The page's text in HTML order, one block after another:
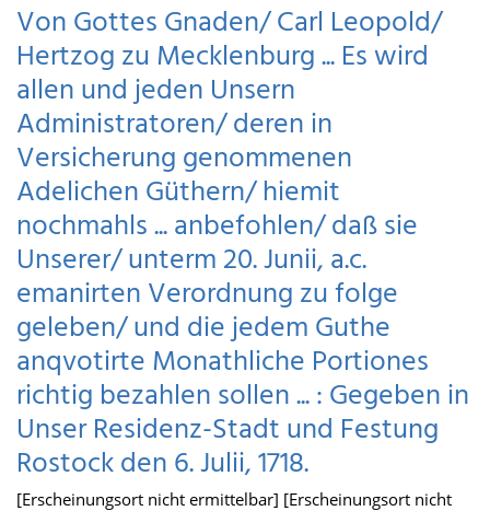
Von Gottes Gnaden/ Carl Leopold/
Hertzog zu Mecklenburg ... Es wird
allen und jeden Unsern
Administratoren/ deren in
Versicherung genommenen
Adelichen Güthern/ hiemit
nochmahls ... anbefohlen/ daß sie
Unserer/ unterm 20. Junii, a.c.
emanirten Verordnung zu folge
geleben/ und die jedem Guthe
anqvotirte Monathliche Portiones
richtig bezahlen sollen ... : Gegeben in
Unser Residenz-Stadt und Festung
Rostock den 6. Julii, 1718.
[Erscheinungsort nicht ermittelbar] [Erscheinungsort nicht